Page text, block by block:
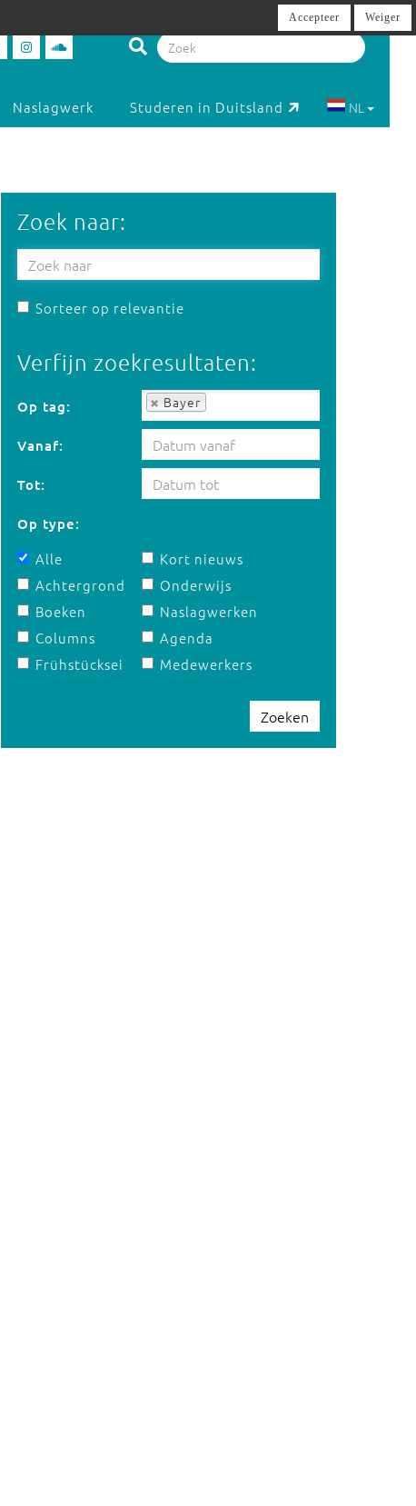
Naslagwerk Studeren in Duitsland NL
Zoek naar:
Sorteer op relevantie
Verfijn zoekresultaten:
Op tag: Bayer
Op tag:
Vanaf:
Tot:
Op type:
Alle
Achtergrond
Boeken
Columns
Frühstücksei
Kort nieuws
Onderwijs
Naslagwerken
Agenda
Medewerkers
Zoeken
Accepteer Weiger